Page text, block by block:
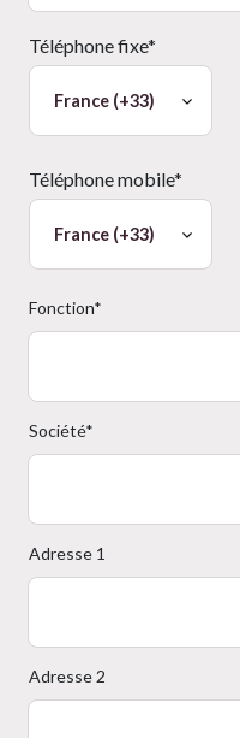
Téléphone fixe*
Téléphone mobile*
Fonction*
Société*
Adresse 1
Adresse 2